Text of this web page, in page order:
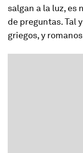
salgan a la luz, es
de preguntas. Tal
griegos, y